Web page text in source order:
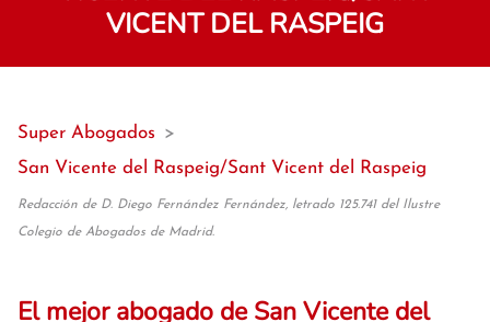
VICENT DEL RASPEIG
Super Abogados >
San Vicente del Raspeig/Sant Vicent del Raspeig
Redacción de D. Diego Fernández Fernández, letrado 125.741 del Ilustre
Colegio de Abogados de Madrid.
El mejor abogado de San Vicente del